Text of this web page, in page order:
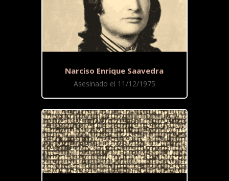
Narciso Enrique Saavedra
Asesinado el 11/12/1975